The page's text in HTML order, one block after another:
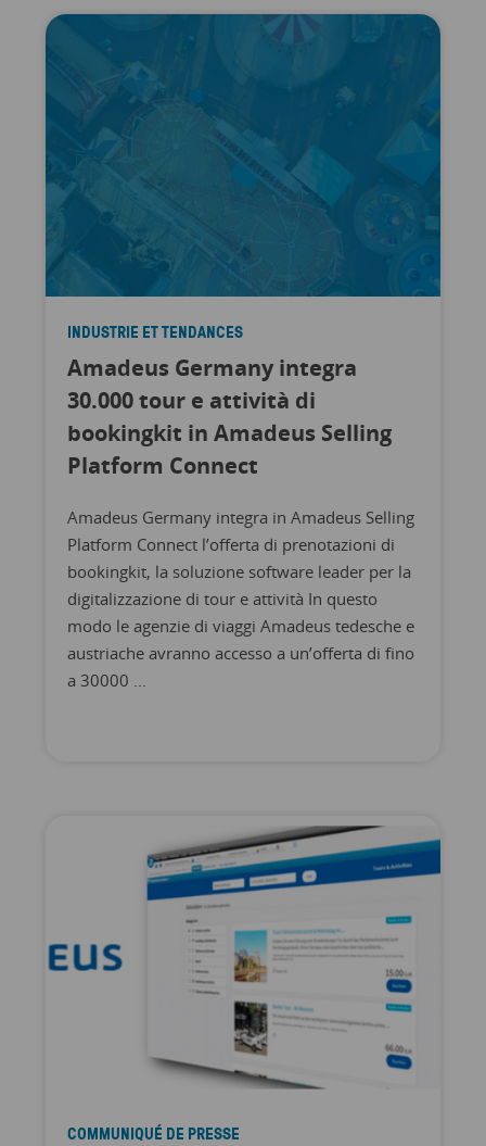
INDUSTRIE ET TENDANCES
Amadeus Germany integra
30.000 tour e attività di
bookingkit in Amadeus Selling
Platform Connect
Amadeus Germany integra in Amadeus Selling
Platform Connect l’offerta di prenotazioni di
bookingkit, la soluzione software leader per la
digitalizzazione di tour e attività In questo
modo le agenzie di viaggi Amadeus tedesche e
austriache avranno accesso a un’offerta di fino
a 30000 ...
COMMUNIQUÉ DE PRESSE